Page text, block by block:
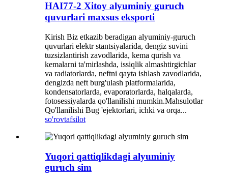
HAI77-2 Xitoy alyuminiy guruch
quvurlari maxsus eksporti
Kirish Biz etkazib beradigan alyuminiy-guruch
quvurlari elektr stantsiyalarida, dengiz suvini
tuzsizlantirish zavodlarida, kema qurish va
kemalarni ta'mirlashda, issiqlik almashtirgichlar
va radiatorlarda, neftni qayta ishlash zavodlarida,
dengizda neft burg'ulash platformalarida,
kondensatorlarda, evaporatorlarda, halqalarda,
fotosessiyalarda qo'llanilishi mumkin.Mahsulotlar
Qo'llanilishi Bug 'ejektorlari, ichki va orqa...
so'rovtafsilot
Yuqori qattiqlikdagi alyuminiy
guruch sim